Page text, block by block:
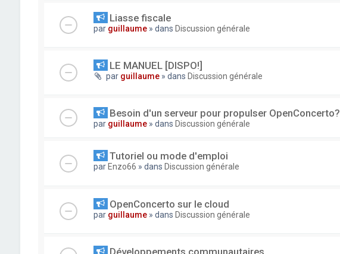
Liasse fiscale
par guillaume » dans Discussion générale
LE MANUEL [DISPO!]
par guillaume » dans Discussion générale
Besoin d'un serveur pour propulser OpenConcerto?
par guillaume » dans Discussion générale
Tutoriel ou mode d'emploi
par Enzo66 » dans Discussion générale
OpenConcerto sur le cloud
par guillaume » dans Discussion générale
Développements communautaires